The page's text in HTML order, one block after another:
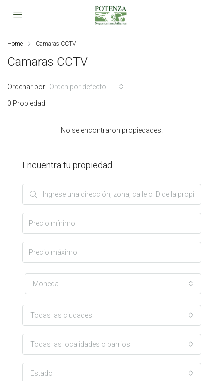
Home Camaras CCTV
Camaras CCTV
0 Propiedad
Ordenar por: Orden por defecto
No se encontraron propiedades.
Encuentra tu propiedad
Moneda
Todas las ciudades
Todas las localidades o barrios
Estado